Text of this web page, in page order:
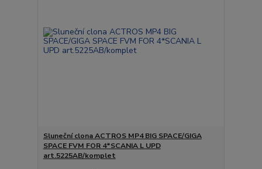
Sluneční clona ACTROS MP4 BIG SPACE/GIGA
SPACE FVM FOR 4*SCANIA L UPD
art.5225AB/komplet